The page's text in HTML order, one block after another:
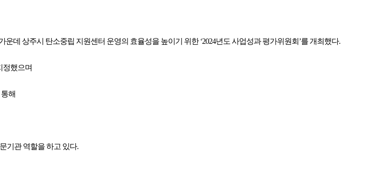
데 상주시 탄소중립 지원센터 운영의 효율성을 높이기 위한 ‘2024년도 사업성과 평가위원회’를 개최했다.
정했으며
해
기관 역할을 하고 있다.